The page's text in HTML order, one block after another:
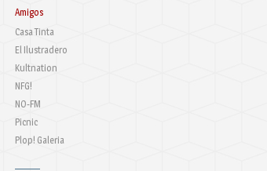
Amigos
Casa Tinta
El Ilustradero
Kultnation
NFG!
NO-FM
Picnic
Plop! Galeria